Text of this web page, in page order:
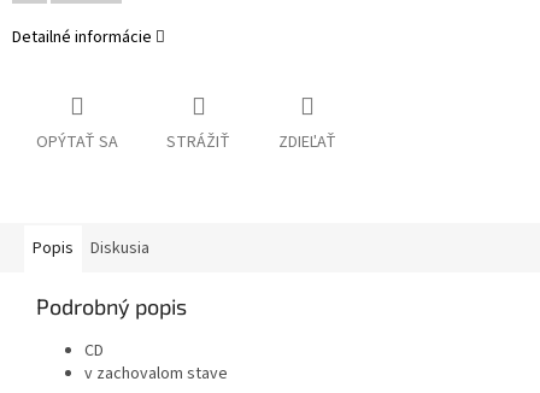
Detailné informácie
OPÝTAŤ SA STRÁŽIŤ ZDIEĽAŤ
Popis Diskusia
Podrobný popis
CD
v zachovalom stave